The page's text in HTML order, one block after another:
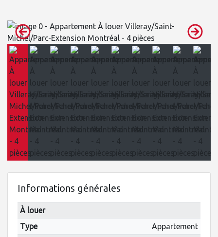
Informations générales
À louer
Type
Appartement